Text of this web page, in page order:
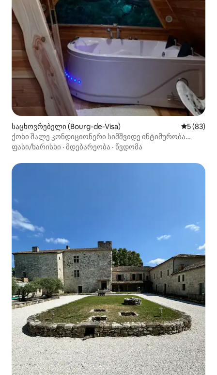
საცხოვრებელი (Bourg-de-Visa) საშუალო
5 (83)
ქოხი შალე კონდიციონერი სიმშვიდე ინტიმურობა
ბუნება სპა
ფასი/ხარისხი · მდებარეობა · წვდომა